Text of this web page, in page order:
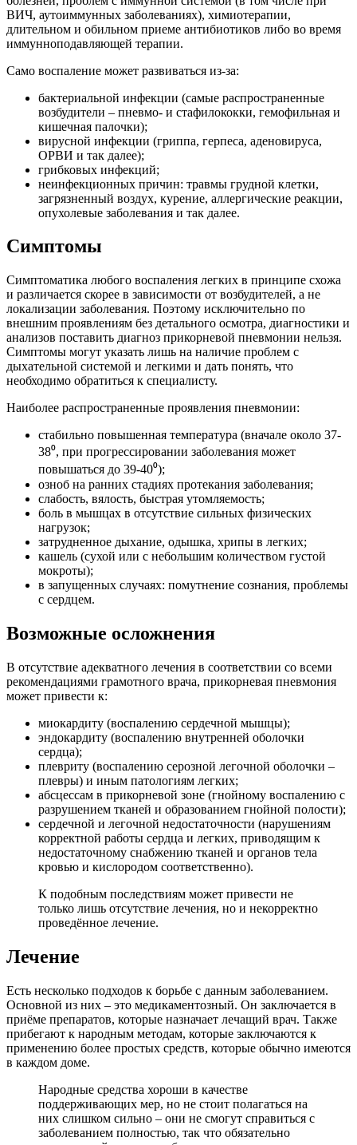
ВИЧ, аутоиммунных заболеваниях), химиотерапии,
длительном и обильном приеме антибиотиков либо во время
иммунноподавляющей терапии.
Само воспаление может развиваться из-за:
бактериальной инфекции (самые распространенные
возбудители – пневмо- и стафилококки, гемофильная и
кишечная палочки);
вирусной инфекции (гриппа, герпеса, аденовируса,
ОРВИ и так далее);
грибковых инфекций;
неинфекционных причин: травмы грудной клетки,
загрязненный воздух, курение, аллергические реакции,
опухолевые заболевания и так далее.
Симптомы
Симптоматика любого воспаления легких в принципе схожа
и различается скорее в зависимости от возбудителей, а не
локализации заболевания. Поэтому исключительно по
внешним проявлениям без детального осмотра, диагностики и
анализов поставить диагноз прикорневой пневмонии нельзя.
Симптомы могут указать лишь на наличие проблем с
дыхательной системой и легкими и дать понять, что
необходимо обратиться к специалисту.
Наиболее распространенные проявления пневмонии:
стабильно повышенная температура (вначале около 37-
38⁰, при прогрессировании заболевания может
повышаться до 39-40⁰);
озноб на ранних стадиях протекания заболевания;
слабость, вялость, быстрая утомляемость;
боль в мышцах в отсутствие сильных физических
нагрузок;
затрудненное дыхание, одышка, хрипы в легких;
кашель (сухой или с небольшим количеством густой
мокроты);
в запущенных случаях: помутнение сознания, проблемы
с сердцем.
Возможные осложнения
В отсутствие адекватного лечения в соответствии со всеми
рекомендациями грамотного врача, прикорневая пневмония
может привести к:
миокардиту (воспалению сердечной мышцы);
эндокардиту (воспалению внутренней оболочки
сердца);
плевриту (воспалению серозной легочной оболочки –
плевры) и иным патологиям легких;
абсцессам в прикорневой зоне (гнойному воспалению с
разрушением тканей и образованием гнойной полости);
сердечной и легочной недостаточности (нарушениям
корректной работы сердца и легких, приводящим к
недостаточному снабжению тканей и органов тела
кровью и кислородом соответственно).
К подобным последствиям может привести не
только лишь отсутствие лечения, но и некорректно
проведённое лечение.
Лечение
Есть несколько подходов к борьбе с данным заболеванием.
Основной из них – это медикаментозный. Он заключается в
приёме препаратов, которые назначает лечащий врач. Также
прибегают к народным методам, которые заключаются к
применению более простых средств, которые обычно имеются
в каждом доме.
Народные средства хороши в качестве
поддерживающих мер, но не стоит полагаться на
них слишком сильно – они не смогут справиться с
заболеванием полностью, так что обязательно